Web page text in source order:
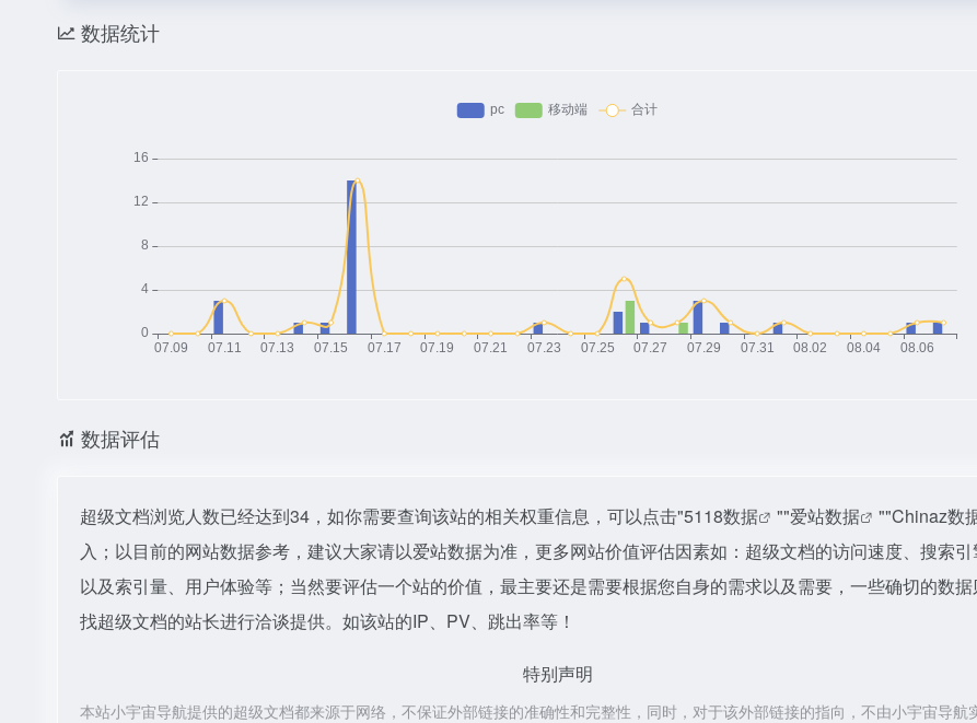
数据统计
数据评估
超级文档浏览人数已经达到34，如你需要查询该站的相关权重信息，可以点击"5118数据 ""爱站数据 ""Chinaz数
入；以目前的网站数据参考，建议大家请以爱站数据为准，更多网站价值评估因素如：超级文档的访问速度、搜索
以及索引量、用户体验等；当然要评估一个站的价值，最主要还是需要根据您自身的需求以及需要，一些确切的数
找超级文档的站长进行洽谈提供。如该站的IP、PV、跳出率等！
特别声明
本站小宇宙导航提供的超级文档都来源于网络，不保证外部链接的准确性和完整性，同时，对于该外部链接的指向，不由小宇宙导航